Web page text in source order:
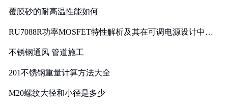
覆膜砂的耐高温性能如何
RU7088R功率MOSFET特性解析及其在可调电源设计中的
不锈钢通风 管道施工
201不锈钢重量计算方法大全
M20螺纹大径和小径是多少